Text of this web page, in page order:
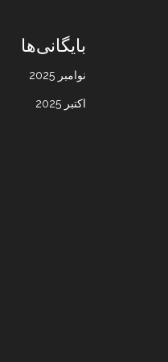
بایگانی‌ها
نوامبر 2025
اکتبر 2025